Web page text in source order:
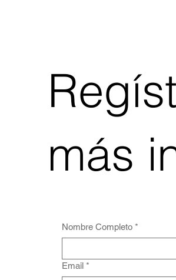
más
Nombre Completo *
Email *